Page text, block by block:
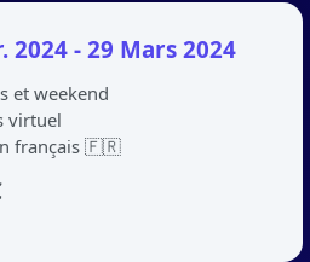
2024 - 29 Mars 2024
et weekend
virtuel
français 🇫🇷